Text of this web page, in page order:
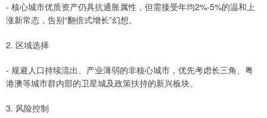
- 核心城市优质资产仍具抗通胀属性，但需接受年均2%-5%的温和上
涨新常态，告别“翻倍式增长”幻想。
2. 区域选择
- 规避人口持续流出、产业薄弱的非核心城市，优先考虑长三角、粤
港澳等城市群内部的卫星城及政策扶持的新兴板块。
3. 风险控制